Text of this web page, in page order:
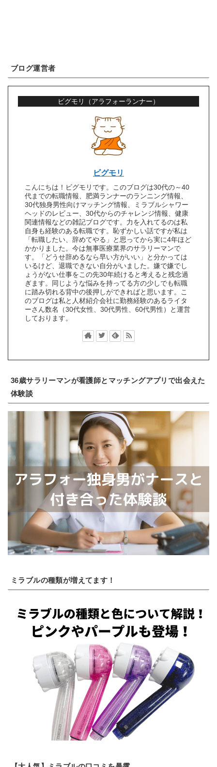
ブログ運営者
ビグモリ（アラフォーランナー）
ビグモリ
こんにちは！ビグモリです。このブログは30代の～40
代までの転職情報、肥満ランナーのランニング情報、
30代独身男性向けマッチング情報、ミラブルシャワー
ヘッドのレビュー、30代からのチャレンジ情報、健康
関連情報などの雑記ブログです。力を入れてるのは私
自身も経験のある転職です。恥ずかしい話ですが私は
「転職したい、辞めてやる」と思ってから実に4年ほど
かかりました。今は無事医療業界のサラリーマンで
す。「どうせ辞めるなら早い方がいい」と分かっては
いるけど、退職できない自分がいました。嫌で嫌でし
ょうがない仕事をこの先30年続けると考えると残念過
ぎます。同じような悩みを持ってる方の少しでも転職
に踏み切れる背中の後押しができればと思います。こ
のブログは私と人材紹介会社に勤務経験のあるライタ
ーさん数名（30代女性、30代男性、60代男性）と運営
しております。
36歳サラリーマンが看護師とマッチングアプリで出会えた
体験談
ミラブルの種類が増えてます！